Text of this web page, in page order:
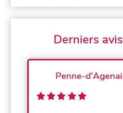
Derniers
Penne-